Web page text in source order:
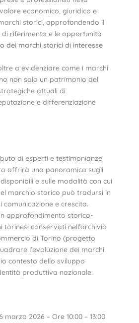
economico, giuridico e
storici, approfondendo il
riferimento e le opportunità
dei marchi storici di interesse
a evidenziare come i marchi
non solo un patrimonio del
attuali di
e differenziazione
di esperti e testimonianze
offrirà una panoramica sugli
e sulle modalità con cui
marchio storico può tradursi in
e crescita.
approfondimento storico-
torinesi conservati nell’archivio
di Torino (progetto
l’evoluzione dei marchi
contesto dello sviluppo
produttiva nazionale.
marzo 2026 – Ore 10:00 – 13:00